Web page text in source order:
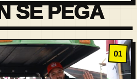
SE PEGA
01